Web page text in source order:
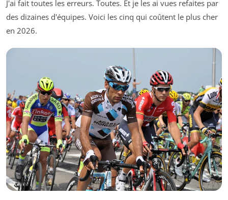
J'ai fait toutes les erreurs. Toutes. Et je les ai vues refaites par
des dizaines d'équipes. Voici les cinq qui coûtent le plus cher
en 2026.